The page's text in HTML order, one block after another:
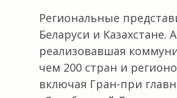
Региональные
Беларуси и
реализовавшая
чем 200 стран и
включая Гран-при